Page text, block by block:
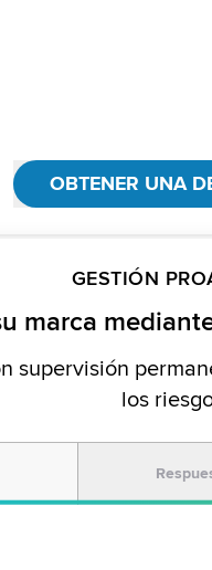
OBTENER UNA
GESTIÓN
marca
supervisión
los